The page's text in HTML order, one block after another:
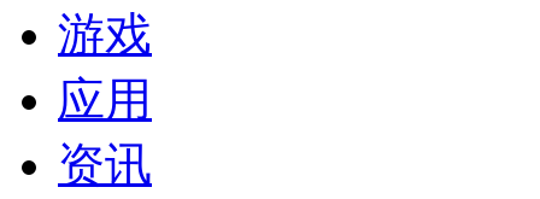
游戏
应用
资讯